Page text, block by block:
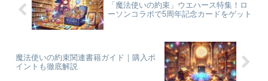
「魔法使いの約束」ウエハース特集！ロ
ーソンコラボで5周年記念カードをゲット
魔法使いの約束関連書籍ガイド｜購入ポ
イントも徹底解説